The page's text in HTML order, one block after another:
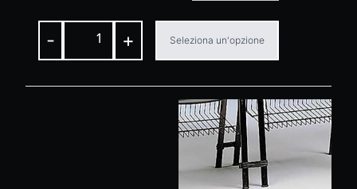
- + Seleziona un'opzione